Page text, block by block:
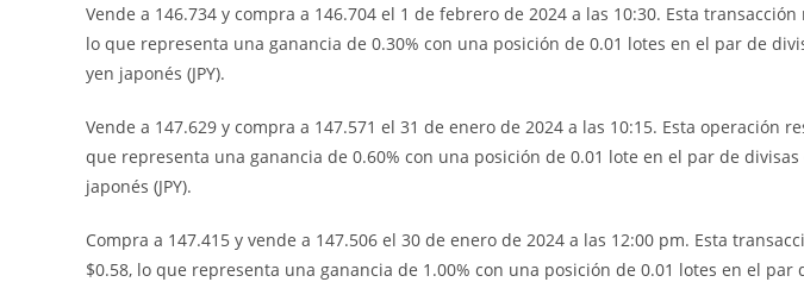
Vende a 146.734 y compra a 146.704 el 1 de febrero de 2024 a las 10:30. Esta
lo que representa una ganancia de 0.30% con una posición de 0.01 lotes en el par de
yen japonés (JPY).
Vende a 147.629 y compra a 147.571 el 31 de enero de 2024 a las 10:15. Esta operación
que representa una ganancia de 0.60% con una posición de 0.01 lote en el par de
japonés (JPY).
Compra a 147.415 y vende a 147.506 el 30 de enero de 2024 a las 12:00 pm. Esta
$0.58, lo que representa una ganancia de 1.00% con una posición de 0.01 lotes en el